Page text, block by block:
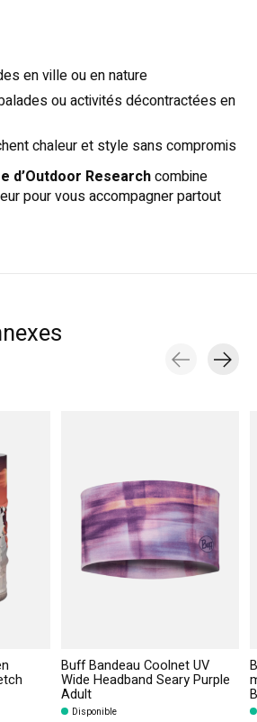
en ville ou en nature
ou activités décontractées en
chaleur et style sans compromis
d’Outdoor Researchcombine
pour vous accompagner partout
Buff Bandeau Coolnet UV
Wide Headband Seary Purple
Adult
Disponible